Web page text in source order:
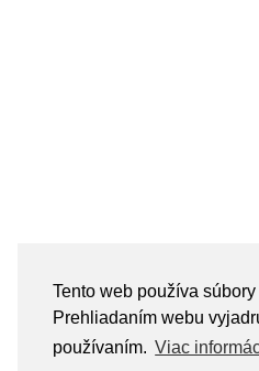
Tento web používa
Prehliadaním webu
používaním. Viac